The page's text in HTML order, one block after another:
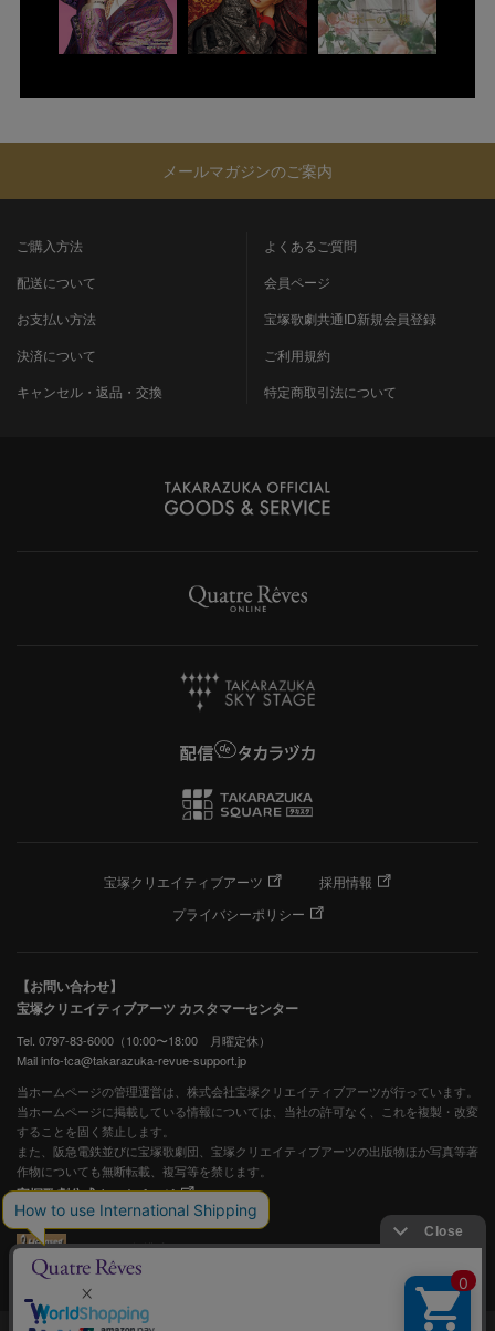
メールマガジンのご案内
ご購入方法
配送について
お支払い方法
決済について
キャンセル・返品・交換
よくあるご質問
会員ページ
宝塚歌劇共通ID新規会員登録
ご利用規約
特定商取引法について
宝塚クリエイティブアーツ
採用情報
プライバシーポリシー
【お問い合わせ】
宝塚クリエイティブアーツ カスタマーセンター
Tel. 0797-83-6000（10:00〜18:00 月曜定休）
Mail info-tca@takarazuka-revue-support.jp
当ホームページの管理運営は、株式会社宝塚クリエイティブアーツが行っています。
当ホームページに掲載している情報については、当社の許可なく、これを複製・改変
することを固く禁止します。
また、阪急電鉄並びに宝塚歌劇団、宝塚クリエイティブアーツの出版物ほか写真等著
作物についても無断転載、複写等を禁じます。
宝塚歌劇公式ホームページ
JASRAC許諾番号：S0507081515
JASRAC許諾番号：9009941002Y45040